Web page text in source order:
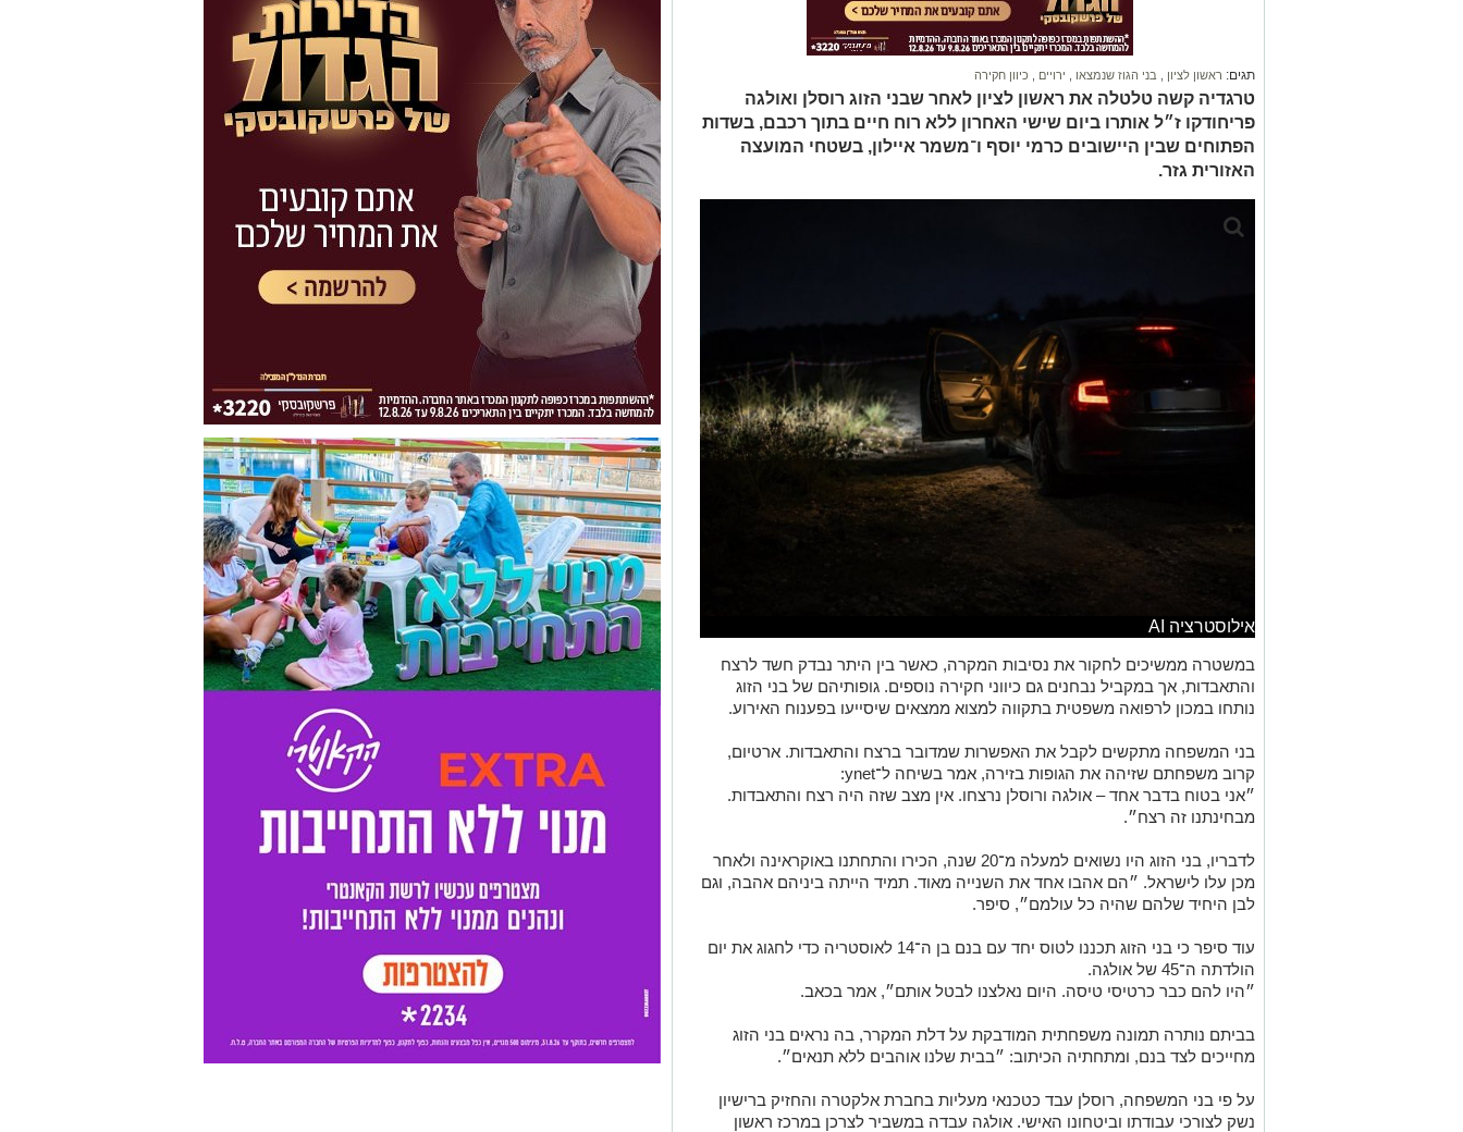
תגים: ראשון לציון בני הגוז שנמצאו ירויים כיוון חקירה
טרגדיה קשה טלטלה את ראשון לציון לאחר שבני הזוג רוסלן ואולגה
פריחודקו ז״ל אותרו ביום שישי האחרון ללא רוח חיים בתוך רכבם, בשדות
הפתוחים שבין היישובים כרמי יוסף ו־משמר איילון, בשטחי המועצה
האזורית גזר.
אילוסטרציה AI
במשטרה ממשיכים לחקור את נסיבות המקרה, כאשר בין היתר נבדק חשד לרצח
והתאבדות, אך במקביל נבחנים גם כיווני חקירה נוספים. גופותיהם של בני הזוג
נותחו במכון לרפואה משפטית בתקווה למצוא ממצאים שיסייעו בפענוח האירוע.
בני המשפחה מתקשים לקבל את האפשרות שמדובר ברצח והתאבדות. ארטיום,
קרוב משפחתם שזיהה את הגופות בזירה, אמר בשיחה ל־ynet:
״אני בטוח בדבר אחד – אולגה ורוסלן נרצחו. אין מצב שזה היה רצח והתאבדות.
מבחינתנו זה רצח״.
לדבריו, בני הזוג היו נשואים למעלה מ־20 שנה, הכירו והתחתנו באוקראינה ולאחר
מכן עלו לישראל. ״הם אהבו אחד את השנייה מאוד. תמיד הייתה ביניהם אהבה, וגם
לבן היחיד שלהם שהיה כל עולמם״, סיפר.
עוד סיפר כי בני הזוג תכננו לטוס יחד עם בנם בן ה־14 לאוסטריה כדי לחגוג את יום
הולדתה ה־45 של אולגה.
״היו להם כבר כרטיסי טיסה. היום נאלצנו לבטל אותם״, אמר בכאב.
בביתם נותרה תמונה משפחתית המודבקת על דלת המקרר, בה נראים בני הזוג
מחייכים לצד בנם, ומתחתיה הכיתוב: ״בבית שלנו אוהבים ללא תנאים״.
על פי בני המשפחה, רוסלן עבד כטכנאי מעליות בחברת אלקטרה והחזיק ברישיון
נשק לצורכי עבודתו וביטחונו האישי. אולגה עבדה במשביר לצרכן במרכז ראשון